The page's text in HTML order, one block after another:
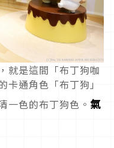
就是這間「布丁狗咖
通角色「布丁狗」
一色的布丁狗色。 氣